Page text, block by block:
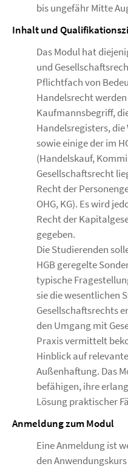
bis ungefähr Mitte
Inhalt und
Das Modul hat
und
Pflichtfach von
Handelsrecht
Kaufmannsbegriff,
Handelsregisters,
sowie einige der im
(Handelskauf,
Gesellschaftsrecht
Recht der
OHG, KG). Es wird
Recht der
gegeben.
Die Studierenden
HGB geregelte
typische
sie die wesentlichen
Gesellschaftsrechts
den Umgang mit
Praxis vermittelt
Hinblick auf
Außenhaftung. Das
befähigen, ihre
Lösung praktischer
Anmeldung zum Modul
Eine Anmeldung ist
den